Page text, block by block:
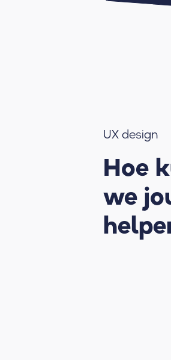
UX design
Hoe
we